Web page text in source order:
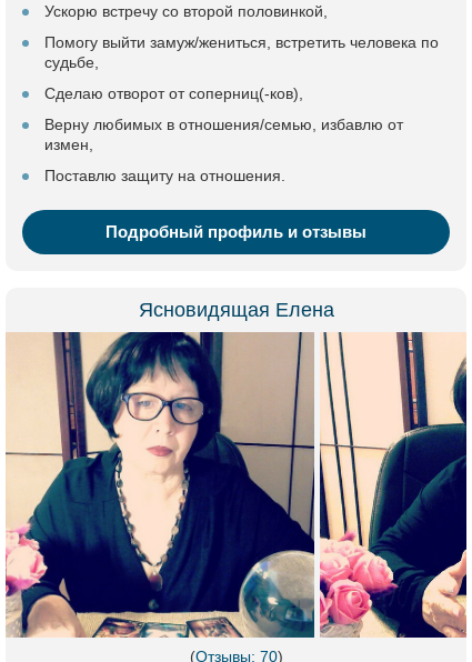
Ускорю встречу со второй половинкой,
Помогу выйти замуж/жениться, встретить человека по
судьбе,
Сделаю отворот от соперниц(-ков),
Верну любимых в отношения/семью, избавлю от
измен,
Поставлю защиту на отношения.
Подробный профиль и отзывы
Ясновидящая Елена
(Отзывы: 70)